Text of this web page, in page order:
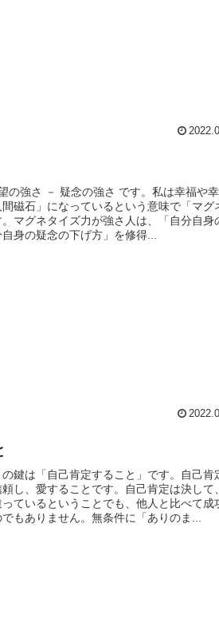
の強さ － 疑念の強さ です。私は幸福や
磁石」になっているという意味で「マグ
マグネタイズ力が強さ人は、「自分自身
身の疑念の下げ方」を修得...
鍵は「自己肯定すること」です。自己肯
し、愛することです。自己肯定は決して
ているということでも、他人と比べて成
もありません。無条件に「ありのま...